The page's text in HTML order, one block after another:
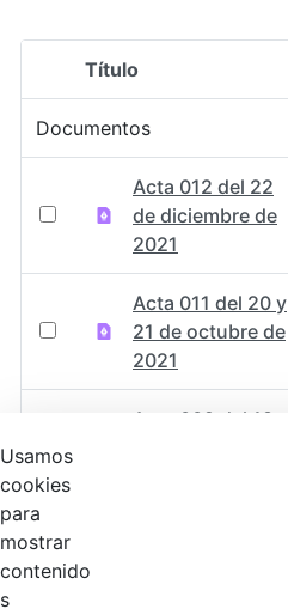
Selección del elemento
Título
Documentos
Acta 012 del 22
de diciembre de
2021
Acta 011 del 20 y
21 de octubre de
2021
Acta 009 del 18
Usamos
cookies
para
mostrar
contenido
s